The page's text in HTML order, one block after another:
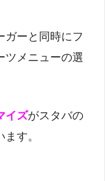
ガーと同時にフ
ツメニューの選
イズがスタバの
す。